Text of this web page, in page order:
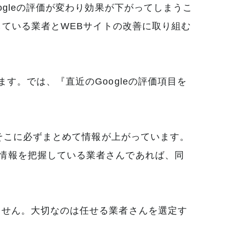
の評価が変わり効果が下がってしまうこ
いる業者とWEBサイトの改善に取り組む
す。では、『直近のGoogleの評価項目を
に必ずまとめて情報が上がっています。
報を把握している業者さんであれば、同
ん。大切なのは任せる業者さんを選定す